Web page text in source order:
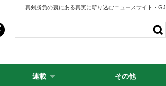
真剣勝負の裏にある真実に斬り込むニュースサイト・GJ
連載 その他